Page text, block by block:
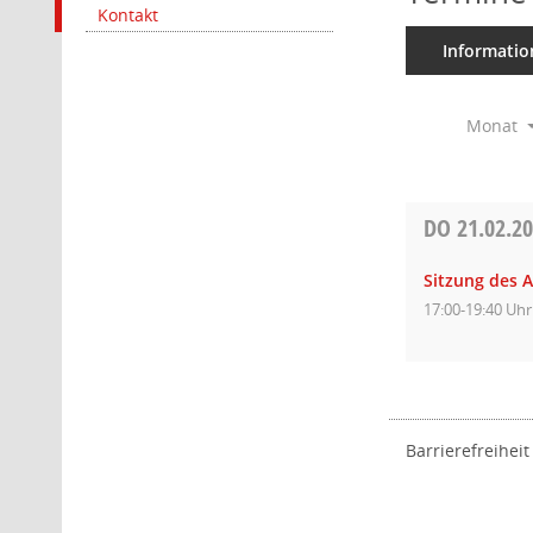
Kontakt
Monat
DO
Sitzung des
17:00-19:40 Uhr
Barrierefreiheit